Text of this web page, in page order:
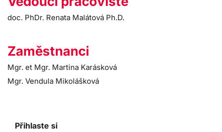
doc. PhDr. Renata Malátová Ph.D.
Zaměstnanci
Mgr. et Mgr. Martina Karásková
Mgr. Vendula Mikolášková
Přihlaste si